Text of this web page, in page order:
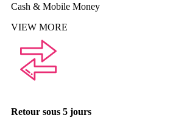
Cash & Mobile Money
VIEW MORE
Retour sous 5 jours